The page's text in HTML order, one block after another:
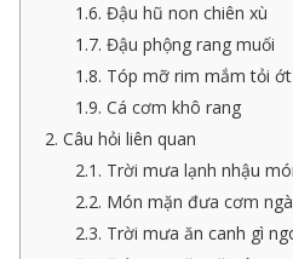
1.6. Đậu hũ non chiên xù
1.7. Đậu phộng rang muối
1.8. Tóp mỡ rim mắm tỏi ớt
1.9. Cá cơm khô rang
2. Câu hỏi liên quan
2.1. Trời mưa lạnh nhậu
2.2. Món mặn đưa cơm
2.3. Trời mưa ăn canh gì